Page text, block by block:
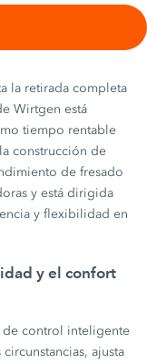
la retirada completa
Wirtgen está
tiempo rentable
construcción de
de fresado
y está dirigida
y flexibilidad en
y el confort
de control inteligente
ajusta